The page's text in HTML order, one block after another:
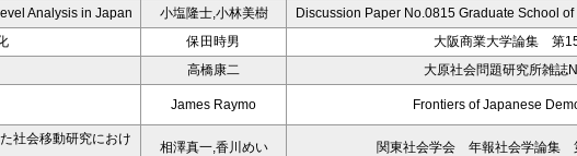
Analysis in Japan
小塩隆士,小林美樹 Discussion Paper No.0815 Graduate School
保田時男 大阪商業大学論集 第
高橋康二 大原社会問題研究所雑誌
James Raymo Frontiers of Japanese
社会移動研究におけ
相澤真一,香川めい 関東社会学会 年報社会学論集